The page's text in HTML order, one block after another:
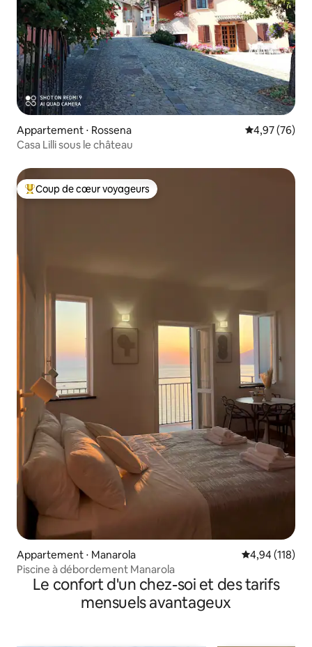
Appartement ⋅ Rossena Évaluation
4,97 (76)
Casa Lilli sous le château
Coups de cœur voyageurs les plus appréciés
Coup de cœur voyageurs
Appartement ⋅ Manarola Évaluation
4,94 (118)
Piscine à débordement Manarola
Le confort d'un chez-soi et des tarifs
mensuels avantageux